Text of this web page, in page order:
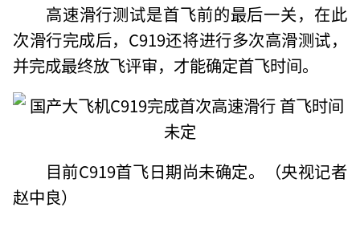
高速滑行测试是首飞前的最后一关，在此
次滑行完成后，C919还将进行多次高滑测试，
并完成最终放飞评审，才能确定首飞时间。
目前C919首飞日期尚未确定。（央视记者
赵中良）